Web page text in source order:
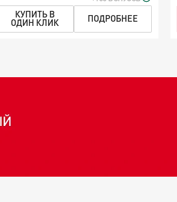
КУПИТЬ В
ОДИН КЛИК
ПОДРОБНЕЕ